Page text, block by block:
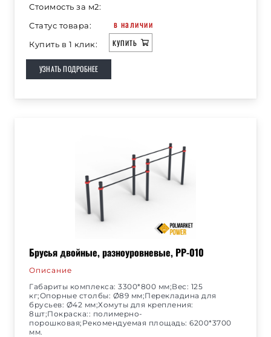
Стоимость за м2:
Статус товара:
в наличии
Купить в 1 клик: КУПИТЬ
УЗНАТЬ ПОДРОБНЕЕ
Брусья двойные, разноуровневые, РР-010
Описание
Габариты комплекса: 3300*800 мм;Вес: 125
кг;Опорные столбы: Ø89 мм;Перекладина для
брусьев: Ø42 мм;Хомуты для крепления:
8шт;Покраска:: полимерно-
порошковая;Рекомендуемая площадь: 6200*3700
мм.